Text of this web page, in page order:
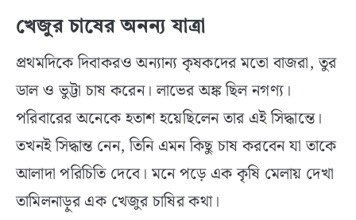
খেজুর চাষের অনন্য যাত্রা
প্রথমদিকে দিবাকরও অন্যান্য কৃষকদের মতো বাজরা, তুর
ডাল ও ভুট্টা চাষ করেন। লাভের অঙ্ক ছিল নগণ্য।
পরিবারের অনেকে হতাশ হয়েছিলেন তার এই সিদ্ধান্তে।
তখনই সিদ্ধান্ত নেন, তিনি এমন কিছু চাষ করবেন যা তাকে
আলাদা পরিচিতি দেবে। মনে পড়ে এক কৃষি মেলায় দেখা
তামিলনাড়ুর এক খেজুর চাষির কথা।